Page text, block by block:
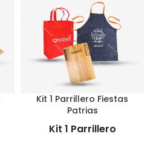
Kit 1 Parrillero Fiestas
Patrias
Kit 1 Parrillero